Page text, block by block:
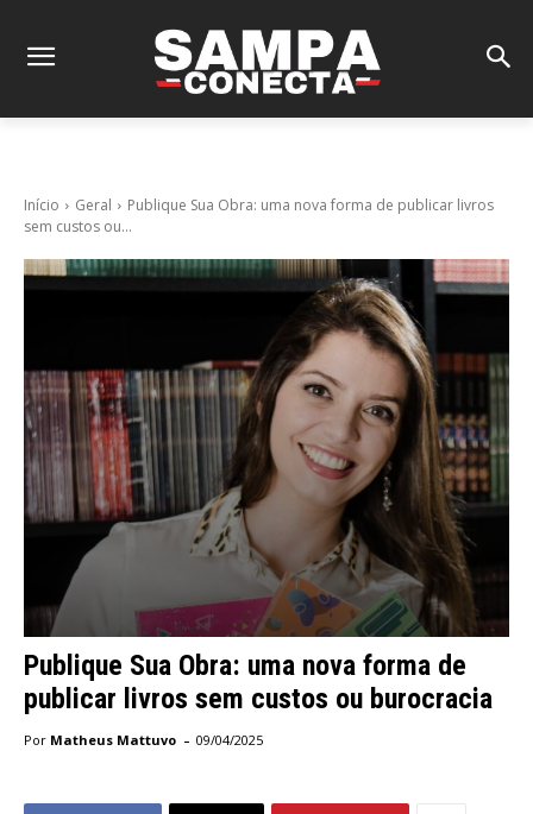
Início Geral
Publique Sua Obra: uma nova forma de publicar livros
sem custos ou...
Publique Sua Obra: uma nova forma de
publicar livros sem custos ou burocracia
Por Matheus Mattuvo - 09/04/2025